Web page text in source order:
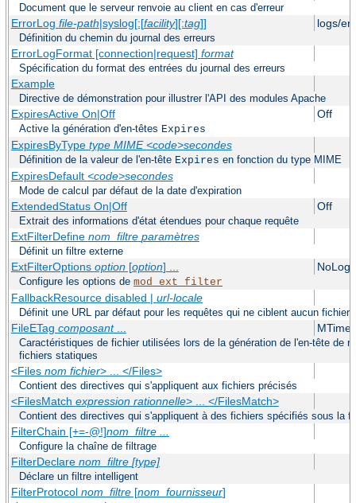
Document que le serveur renvoie au client en cas d'erreur
ErrorLog file-path|syslog[:[facility][:tag]] logs/
Définition du chemin du journal des erreurs
ErrorLogFormat [connection|request] format
Spécification du format des entrées du journal des erreurs
Example
Directive de démonstration pour illustrer l'API des modules Apache
ExpiresActive On|Off Off
Active la génération d'en-têtes Expires
ExpiresByType type MIME <code>secondes
Définition de la valeur de l'en-tête Expires en fonction du type MIME
ExpiresDefault <code>secondes
Mode de calcul par défaut de la date d'expiration
ExtendedStatus On|Off Off
Extrait des informations d'état étendues pour chaque requête
ExtFilterDefine nom_filtre paramètres
Définit un filtre externe
ExtFilterOptions option[option] ...
Configure les options de mod_ext_filter
FallbackResource disabled | url-locale
Définit une URL par défaut pour les requêtes qui ne ciblent aucun fichier
FileETag composant... MTime
Caractéristiques de fichier utilisées lors de la génération de l'en-tête de
fichiers statiques
<Files nom fichier> ... </Files>
Contient des directives qui s'appliquent aux fichiers précisés
<FilesMatch expression rationnelle> ... </FilesMatch>
Contient des directives qui s'appliquent à des fichiers spécifiés sous la
FilterChain [+=-@!]nom_filtre
Configure la chaîne de filtrage
FilterDeclare nom_filtre [type]
Déclare un filtre intelligent
FilterProtocol nom_filtre[nom_fournisseur]